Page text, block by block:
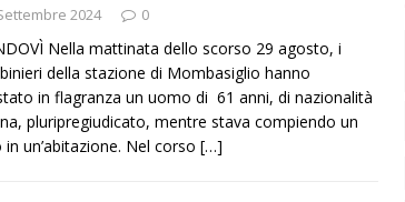
2024 0
Nella mattinata dello scorso 29 agosto, i
della stazione di Mombasiglio hanno
in flagranza un uomo di 61 anni, di nazionalità
pluripregiudicato, mentre stava compiendo un
un’abitazione. Nel corso […]